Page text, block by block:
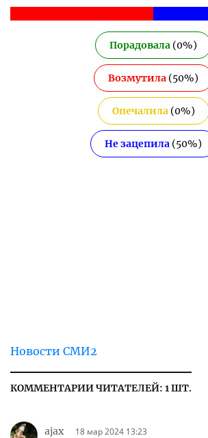
Порадовала (0%)
Возмутила (50%)
Опечалила(0%)
Не зацепила (50%)
Новости СМИ2
КОММЕНТАРИИ ЧИТАТЕЛЕЙ: 1 ШТ.
ajax
18 мар 2024 13:23